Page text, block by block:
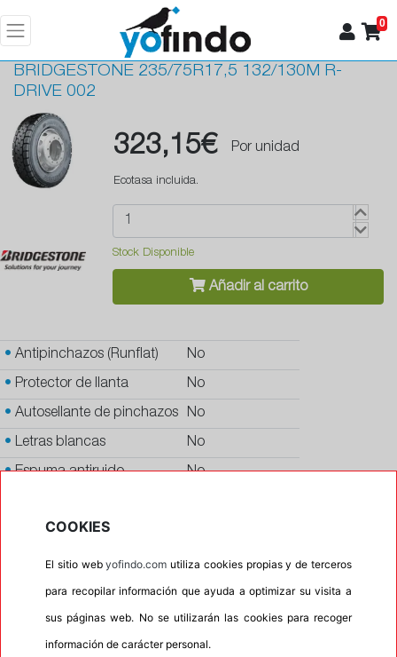
0
BRIDGESTONE 235/75R17,5 132/130M R-
DRIVE 002
323,15€ Por unidad
Ecotasa incluida.
Stock Disponible
Añadir al carrito
• Antipinchazos (Runflat) No
• Protector de llanta No
• Autosellante de pinchazos No
• Letras blancas No
•Espuma antiruido No
Banda blanca
Si
Calidad PREMIUM
P.O.R. No
Oportunidad No
COOKIES
El sitio webyofindo.com utiliza cookies propias y de terceros
para recopilar información que ayuda a optimizar su visita a
sus páginas web. No se utilizarán las cookies para recoger
información de carácter personal.